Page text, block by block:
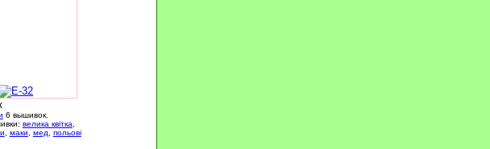
6 вышивок.
велика квітка
маки мед
польові